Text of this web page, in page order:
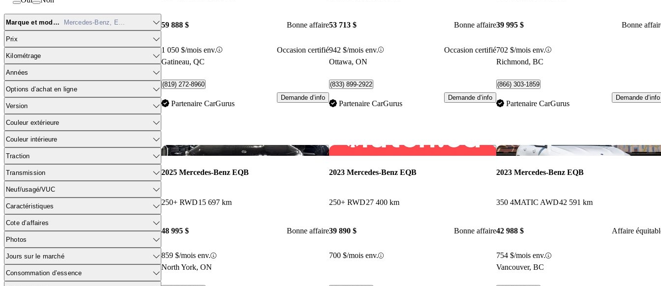
Marque et modèle Mercedes-Benz, EQB
Prix
Kilométrage
Années
Options d’achat en ligne
Version
Couleur extérieure
Couleur intérieure
Traction
Transmission
Neuf/usagé/VUC
Caractéristiques
Cote d’affaires
Photos
Jours sur le marché
Consommation d’essence
59 888 $ Bonne affaire
1 050 $/mois env.
Occasion certifié
Gatineau, QC
(819) 272-8960
Partenaire CarGurus
Demande d’info
53 713 $ Bonne affaire
942 $/mois env.
Occasion certifié
Ottawa, ON
(833) 899-2922
Partenaire CarGurus
Demande d’info
39 995 $ Bonne
702 $/mois env.
Richmond, BC
(866) 303-1859
Partenaire CarGurus
Demande d’info
Enregistrer cette annonce
2025 Mercedes-Benz EQB
250+ RWD15 697 km
48 995 $ Bonne affaire
859 $/mois env.
North York, ON
Enregistrer cette annonce
2023 Mercedes-Benz EQB
250+ RWD27 400 km
39 890 $ Bonne affaire
700 $/mois env.
2023 Mercedes-Benz EQB
350 4MATIC AWD42 591 km
42 988 $ Affaire
754 $/mois env.
Vancouver, BC